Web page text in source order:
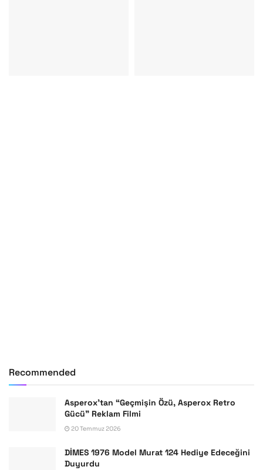
Recommended
Asperox’tan “Geçmişin Özü, Asperox Retro
Gücü” Reklam Filmi
20 Temmuz 2026
DİMES 1976 Model Murat 124 Hediye Edeceğini
Duyurdu